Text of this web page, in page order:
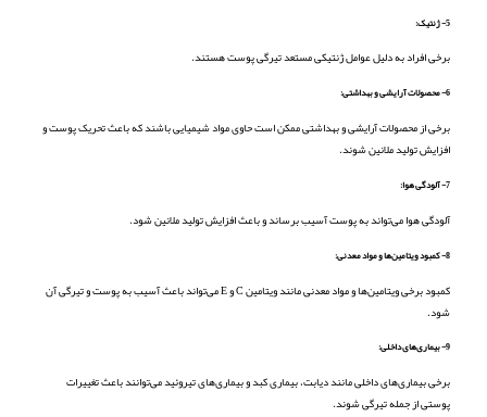
5- ژنتیک:
برخی افراد به دلیل عوامل ژنتیکی مستعد تیرگی پوست هستند.
6- محصولات آرایشی و بهداشتی:
برخی از محصولات آرایشی و بهداشتی ممکن است حاوی مواد شیمیایی باشند که باعث تحریک پوست و
افزایش تولید ملانین شوند.
7- آلودگی هوا:
آلودگی هوا می‌تواند به پوست آسیب برساند و باعث افزایش تولید ملانین شود.
8- کمبود ویتامین‌ها و مواد معدنی:
کمبود برخی ویتامین‌ها و مواد معدنی مانند ویتامین C و E می‌تواند باعث آسیب به پوست و تیرگی آن
شود.
9- بیماری‌های داخلی:
برخی بیماری‌های داخلی مانند دیابت، بیماری کبد و بیماری‌های تیروئید می‌توانند باعث تغییرات
پوستی از جمله تیرگی شوند.